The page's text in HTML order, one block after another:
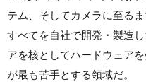
テム、そしてカメラに至る
すべてを自社で開発・製造
アを核としてハードウェア
が最も苦手とする領域だ。